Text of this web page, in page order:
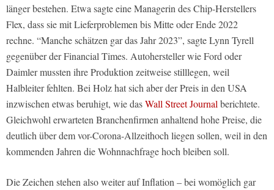
länger bestehen. Etwa sagte eine Managerin des Chip-Herstellers
Flex, dass sie mit Lieferproblemen bis Mitte oder Ende 2022
rechne. “Manche schätzen gar das Jahr 2023”, sagte Lynn Tyrell
gegenüber der Financial Times. Autohersteller wie Ford oder
Daimler mussten ihre Produktion zeitweise stilllegen, weil
Halbleiter fehlten. Bei Holz hat sich aber der Preis in den USA
inzwischen etwas beruhigt, wie dasWall Street Journalberichtete.
Gleichwohl erwarteten Branchenfirmen anhaltend hohe Preise, die
deutlich über dem vor-Corona-Allzeithoch liegen sollen, weil in den
kommenden Jahren die Wohnnachfrage hoch bleiben soll.
Die Zeichen stehen also weiter auf Inflation – bei womöglich gar